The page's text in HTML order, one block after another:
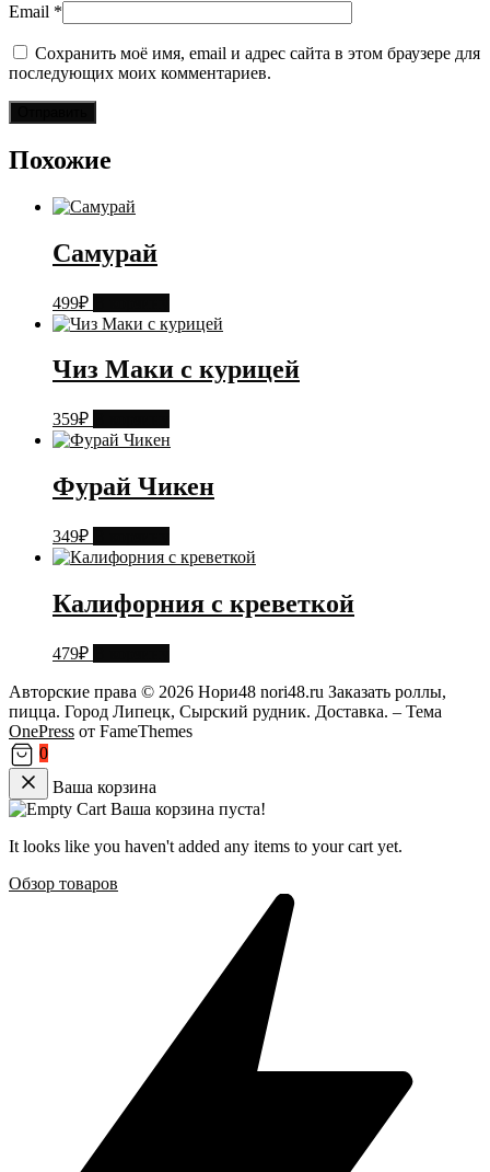
Email *
Сохранить моё имя, email и адрес сайта в этом браузере для
последующих моих комментариев.
Похожие
Самурай
499₽
Чиз Маки с курицей
359₽
Фурай Чикен
349₽
Калифорния с креветкой
479₽
Авторские права © 2026 Нори48 nori48.ru Заказать роллы,
пицца. Город Липецк, Сырский рудник. Доставка. – Тема
OnePress от FameThemes
0
Ваша корзина
Ваша корзина пуста!
It looks like you haven't added any items to your cart yet.
Обзор товаров